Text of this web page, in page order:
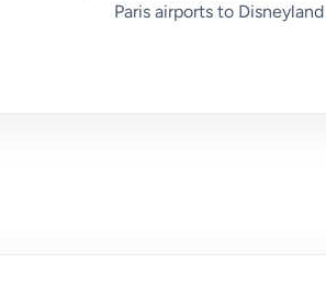
Paris airports to